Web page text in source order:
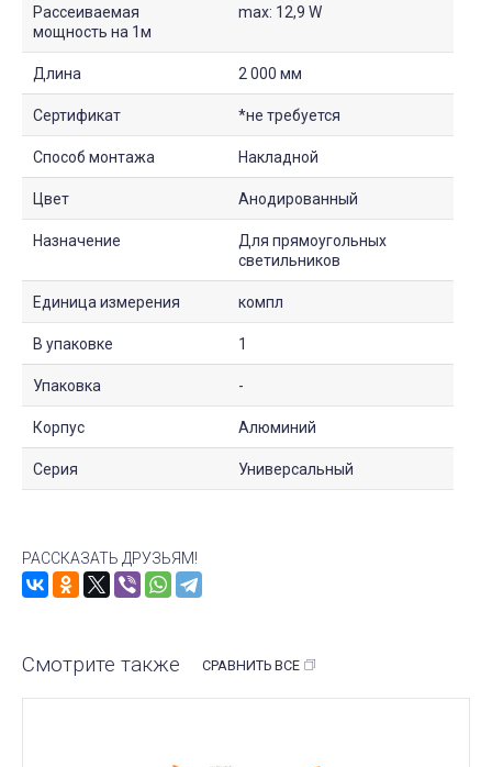
Рассеиваемая
мощность на 1м
max: 12,9 W
Длина 2 000 мм
Сертификат *не требуется
Способ монтажа Накладной
Цвет Анодированный
Назначение
Для прямоугольных
светильников
Единица измерения компл
В упаковке 1
Упаковка -
Корпус Алюминий
Серия Универсальный
РАССКАЗАТЬ ДРУЗЬЯМ!
Смотрите также СРАВНИТЬ ВСЕ